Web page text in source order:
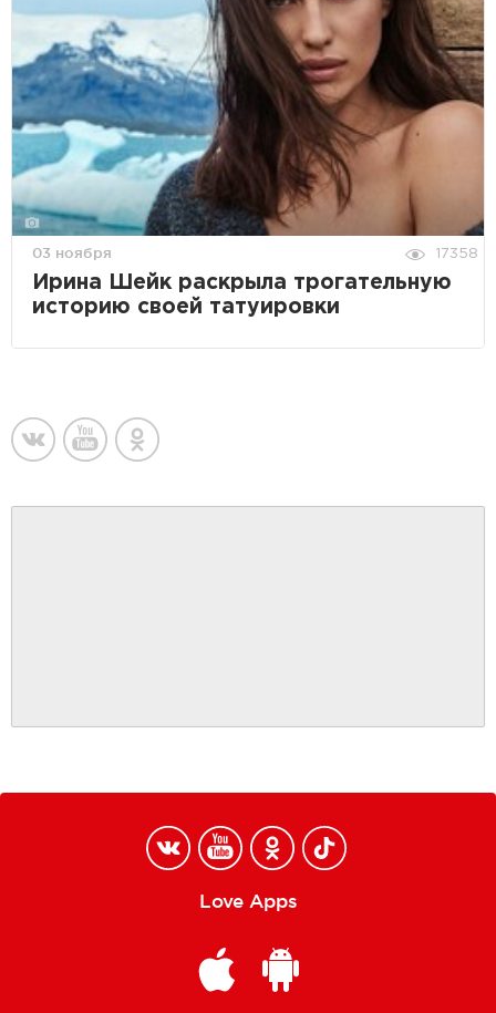
03 ноября 17358
Ирина Шейк раскрыла трогательную
историю своей татуировки
Love Apps